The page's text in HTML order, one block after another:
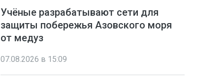
Учёные разрабатывают сети для
защиты побережья Азовского моря
от медуз
07.08.2026 в 15:09